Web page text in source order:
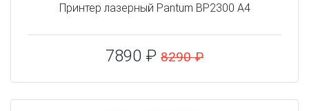
Принтер лазерный Pantum BP2300 A4
7890 ₽ 8290 ₽